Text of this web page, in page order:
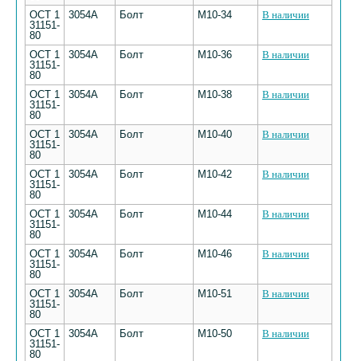
ОСТ 1
31151-
80
3054А Болт М10-34 В наличии
ОСТ 1
31151-
80
3054А Болт М10-36 В наличии
ОСТ 1
31151-
80
3054А Болт М10-38 В наличии
ОСТ 1
31151-
80
3054А Болт М10-40 В наличии
ОСТ 1
31151-
80
3054А Болт М10-42 В наличии
ОСТ 1
31151-
80
3054А Болт М10-44 В наличии
ОСТ 1
31151-
80
3054А Болт М10-46 В наличии
ОСТ 1
31151-
80
3054А Болт М10-51 В наличии
ОСТ 1
31151-
80
3054А Болт М10-50 В наличии